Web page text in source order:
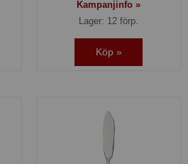
Kampanjinfo »
Lager: 12 förp.
Köp »